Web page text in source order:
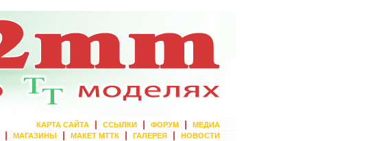
КАРТА САЙТА | ССЫЛКИ | ФОРУМ |
МЕДИА
| МАГАЗИНЫ | МАКЕТ МТТК | ГАЛЕРЕЯ | НОВОСТИ